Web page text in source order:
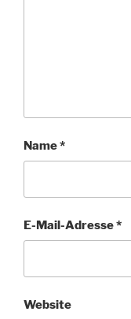
Name*
E-Mail-Adresse*
Website